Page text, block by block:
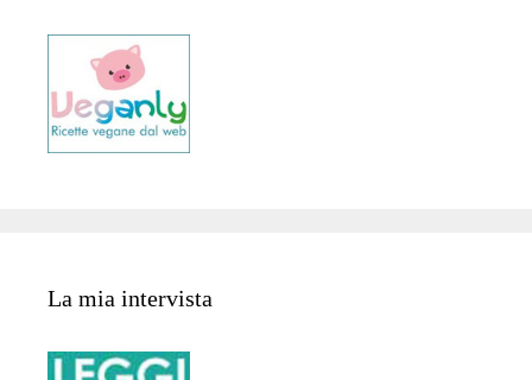
La mia intervista